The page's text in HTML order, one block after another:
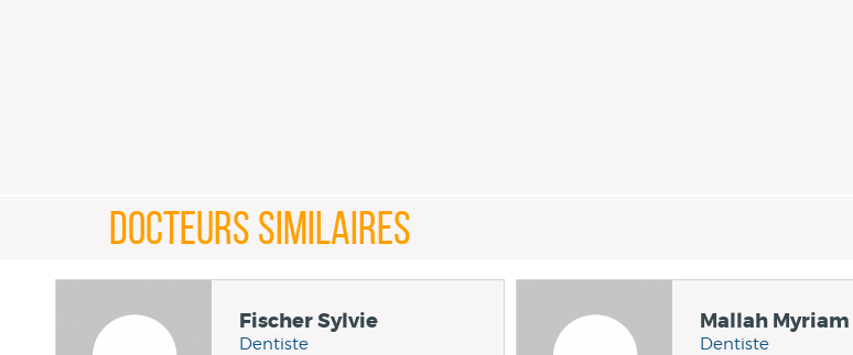
DOCTEURS SIMILAIRES
Fischer Sylvie
Dentiste
Mallah Myriam
Dentiste